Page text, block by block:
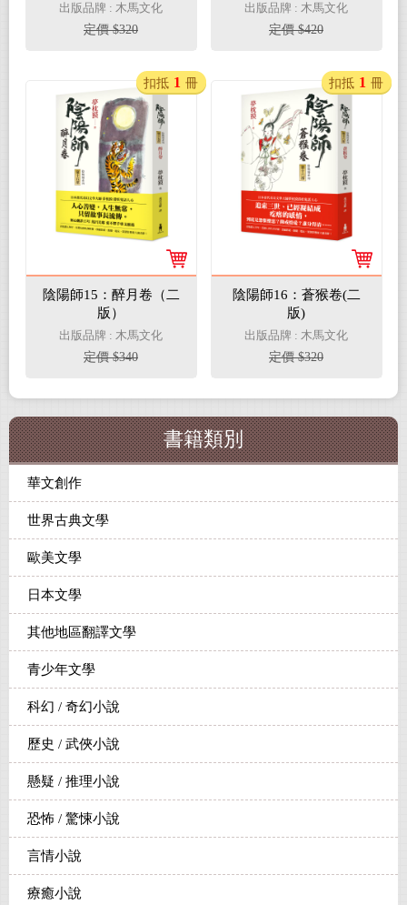
出版品牌 : 木馬文化
定價 $320
出版品牌 : 木馬文化
定價 $420
陰陽師15：醉月卷（二
版）
出版品牌 : 木馬文化
定價 $340
扣抵 1 冊
陰陽師16：蒼猴卷(二
版)
出版品牌 : 木馬文化
定價 $320
扣抵 1 冊
書籍類別
華文創作
世界古典文學
歐美文學
日本文學
其他地區翻譯文學
青少年文學
科幻 / 奇幻小說
歷史 / 武俠小說
懸疑 / 推理小說
恐怖 / 驚悚小說
言情小說
療癒小說